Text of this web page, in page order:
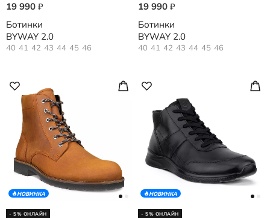
19 990 ₽
Ботинки
BYWAY 2.0
40 41 42 43 44 45 46
19 990 ₽
Ботинки
BYWAY 2.0
40 41 42 43 44 45 46
НОВИНКА
- 5% ОНЛАЙН
НОВИНКА
- 5% ОНЛАЙН